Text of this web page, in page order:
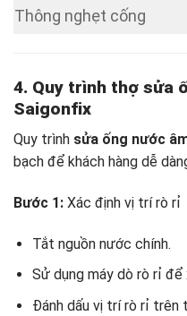
Thông nghẹt cống
4. Quy trình thợ sửa
Saigonfix
Quy trình sửa ống nước
bạch để khách hàng dễ
Bước 1: Xác định vị trí rò rỉ
Tắt nguồn nước chính.
Sử dụng máy dò rò rỉ
Đánh dấu vị trí rò rỉ trên